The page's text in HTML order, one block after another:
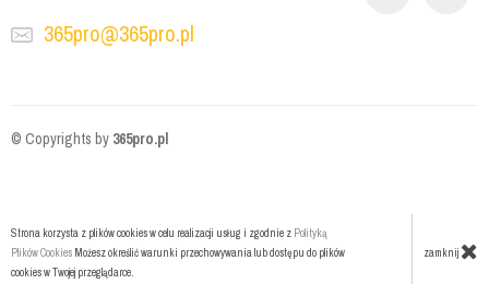
365pro@365pro.pl
© Copyrights by 365pro.pl
Strona korzysta z plików cookies w celu realizacji usług i zgodnie z Polityką
Plików Cookies Możesz określić warunki przechowywania lub dostępu do plików
cookies w Twojej przeglądarce.
zamknij